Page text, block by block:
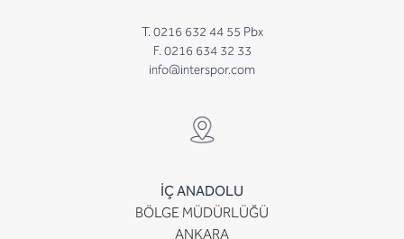
T. 0216 632 44 55 Pbx
F. 0216 634 32 33
info@interspor.com
İÇ ANADOLU
BÖLGE MÜDÜRLÜĞÜ
ANKARA